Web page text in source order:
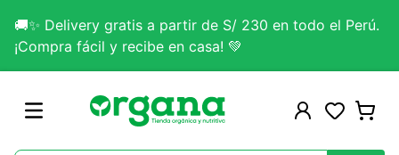
🚚✨ Delivery gratis a partir de S/ 230 en todo el Perú.
¡Compra fácil y recibe en casa! 💚